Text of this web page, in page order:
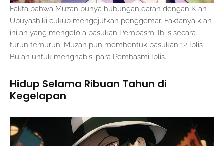
Fakta bahwa Muzan punya hubungan darah dengan Klan
Ubuyashiki cukup mengejutkan penggemar. Faktanya klan
inilah yang mengelola pasukan Pembasmi Iblis secara
turun temurun. Muzan pun membentuk pasukan 12 Iblis
Bulan untuk menghabisi para Pembasmi Iblis.
Hidup Selama Ribuan Tahun di
Kegelapan